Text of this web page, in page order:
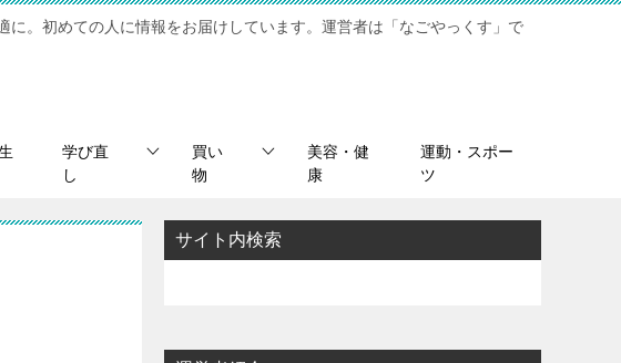
に。初めての人に情報をお届けしています。運営者は「なごやっくす」で
学び直
し
買い
物
美容・健
康
運動・スポー
ツ
サイト内検索